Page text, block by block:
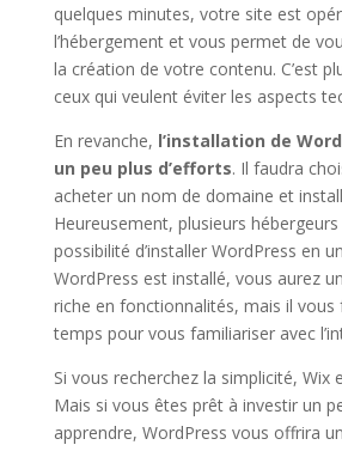
quelques minutes, votre site est
l’hébergement et vous permet de
la création de votre contenu. C’est
ceux qui veulent éviter les aspects
En revanche, l’installation de
un peu plus d’efforts. Il faudra
acheter un nom de domaine et
Heureusement, plusieurs
possibilité d’installer WordPress en
WordPress est installé, vous aurez
riche en fonctionnalités, mais il vous
temps pour vous familiariser avec
Si vous recherchez la simplicité, Wix
Mais si vous êtes prêt à investir un
apprendre, WordPress vous offrira